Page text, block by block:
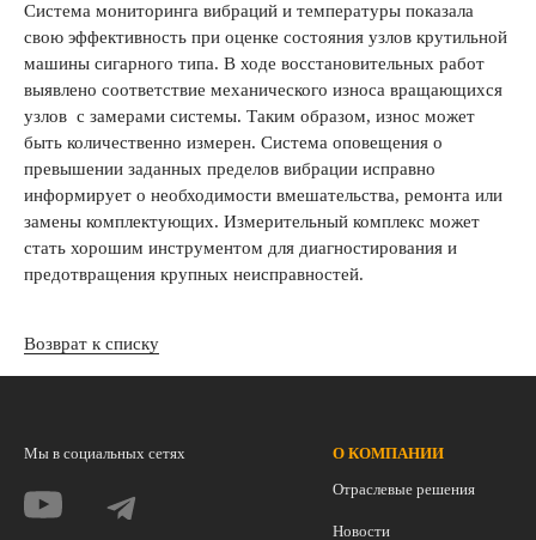
Система мониторинга вибраций и температуры показала
свою эффективность при оценке состояния узлов крутильной
машины сигарного типа. В ходе восстановительных работ
выявлено соответствие механического износа вращающихся
узлов с замерами системы. Таким образом, износ может
быть количественно измерен. Система оповещения о
превышении заданных пределов вибрации исправно
информирует о необходимости вмешательства, ремонта или
замены комплектующих. Измерительный комплекс может
стать хорошим инструментом для диагностирования и
предотвращения крупных неисправностей.
Возврат к списку
Мы в социальных сетях
О КОМПАНИИ
Отраслевые решения
Новости